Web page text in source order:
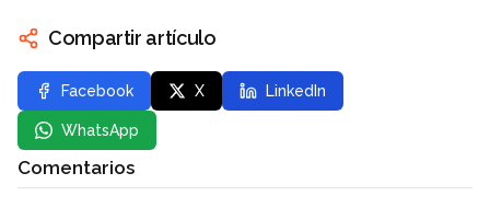
Compartir artículo
Facebook X LinkedIn
WhatsApp
Comentarios